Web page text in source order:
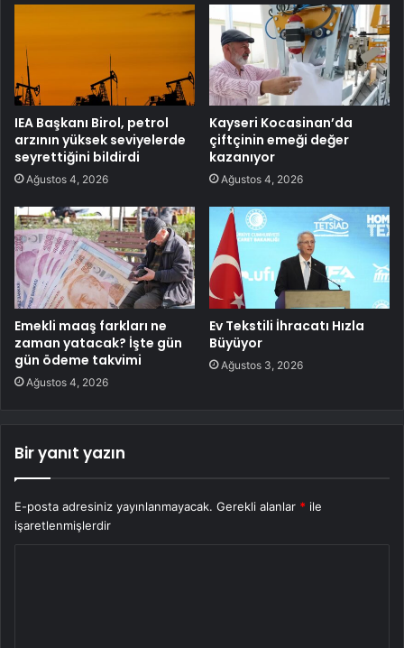
IEA Başkanı Birol, petrol
arzının yüksek seviyelerde
seyrettiğini bildirdi
Ağustos 4, 2026
Kayseri Kocasinan’da
çiftçinin emeği değer
kazanıyor
Ağustos 4, 2026
Emekli maaş farkları ne
zaman yatacak? İşte gün
gün ödeme takvimi
Ağustos 4, 2026
Ev Tekstili İhracatı Hızla
Büyüyor
Ağustos 3, 2026
Bir yanıt yazın
E-posta adresiniz yayınlanmayacak. Gerekli alanlar * ile
işaretlenmişlerdir